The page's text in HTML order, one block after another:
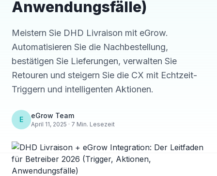
Anwendungsfälle)
Meistern Sie DHD Livraison mit eGrow.
Automatisieren Sie die Nachbestellung,
bestätigen Sie Lieferungen, verwalten Sie
Retouren und steigern Sie die CX mit Echtzeit-
Triggern und intelligenten Aktionen.
E eGrow Team
April 11, 2025 · 7 Min. Lesezeit